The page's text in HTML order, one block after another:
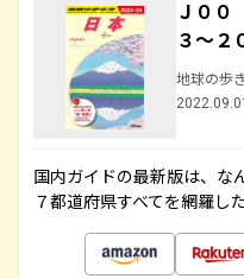
Ｊ０
３～２
地球の歩
国内ガイドの最新版は、な
７都道府県すべてを網羅し